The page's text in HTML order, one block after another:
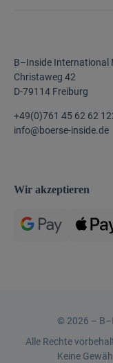
B–Inside International
Christaweg 42
D-79114 Freiburg
+49(0)761 45 62 62
info@boerse-inside.de
Wir akzeptieren
© 2026 –
Alle Rechte
Keine